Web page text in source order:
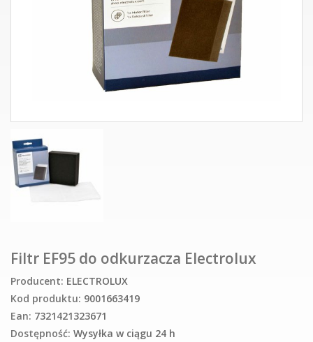
Filtr EF95 do odkurzacza Electrolux
Producent: ELECTROLUX
Kod produktu: 9001663419
Ean: 7321421323671
Dostępność: Wysyłka w ciągu 24 h